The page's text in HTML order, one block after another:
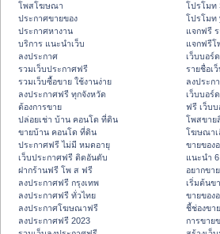
โพสโฆษณา
ประกาศขายของ
ประกาศหางาน
บริการ แนะนำเว็บ
ลงประกาศ
รวมเว็บประกาศฟรี
รวมเว็บซื้อขาย ใช้งานง่าย
ลงประกาศฟรี ทุกจังหวัด
ต้องการขาย
ปล่อยเช่า บ้าน คอนโด ที่ดิน
ขายบ้าน คอนโด ที่ดิน
ประกาศฟรี ไม่มี หมดอายุ
เว็บประกาศฟรี ติดอันดับ
ฝากร้านฟรี โพ ส ฟรี
ลงประกาศฟรี กรุงเทพ
ลงประกาศฟรี ทั่วไทย
ลงประกาศโฆษณาฟรี
ลงประกาศฟรี 2023
โปรโมท
โปรโมท
แจกฟรี ร
แจกฟรีโ
เว็บบอร์
รายชื่อเ
ลงประก
เว็บบอร์
ฟรี เว็บบ
โพสขาย
โฆษณาเ
ขายของ
แนะนำ
อยากขา
เริ่มต้นข
ขายของ
ชี้ช่องขา
การขาย